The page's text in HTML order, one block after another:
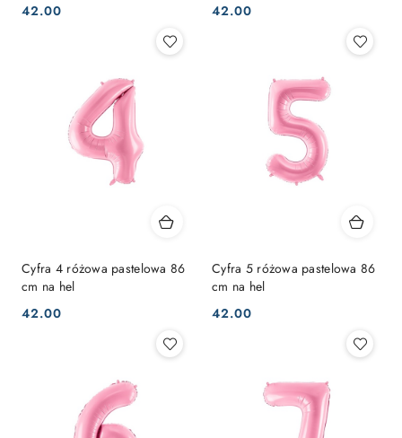
Cena:
42.00 Cena:
42.00
Cyfra 4 różowa pastelowa 86
cm na hel
Cena:
42.00
Cyfra 5 różowa pastelowa 86
cm na hel
Cena:
42.00